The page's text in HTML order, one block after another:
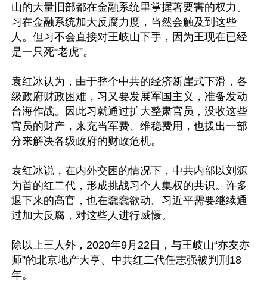
山的大量旧部都在金融系统里掌握著要害的权力。
习在金融系统加大反腐力度，当然会触及到这些
人。但习不会直接对王岐山下手，因为王现在已经
是一只死“老虎”。
袁红冰认为，由于整个中共的经济断崖式下滑，各
级政府财政困难，习又要发展军国主义，准备发动
台海作战。因此习就通过扩大整肃官员，没收这些
官员的财产，来充当军费、维稳费用，也拨出一部
分来解决各级政府的财政危机。
袁红冰说，在内外交困的情况下，中共内部以刘源
为首的红二代，形成挑战习个人集权的共识。许多
退下来的高官，也在蠢蠢欲动。习近平需要继续通
过加大反腐，对这些人进行威慑。
除以上三人外，2020年9月22日，与王岐山“亦友亦
师”的北京地产大亨、中共红二代任志强被判刑18
年。